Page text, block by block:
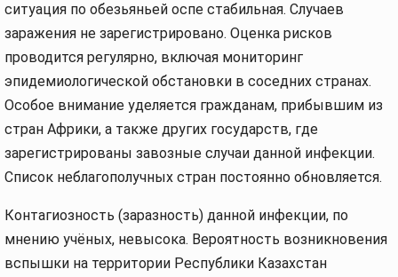
ситуация по обезьяньей оспе стабильная. Случаев
заражения не зарегистрировано. Оценка рисков
проводится регулярно, включая мониторинг
эпидемиологической обстановки в соседних странах.
Особое внимание уделяется гражданам, прибывшим из
стран Африки, а также других государств, где
зарегистрированы завозные случаи данной инфекции.
Список неблагополучных стран постоянно обновляется.
Контагиозность (заразность) данной инфекции, по
мнению учёных, невысока. Вероятность возникновения
вспышки на территории Республики Казахстан